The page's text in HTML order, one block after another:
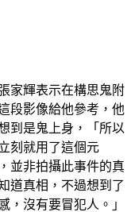
家輝表示在構思鬼附
段影像給他參考，他
到是鬼上身，「所以
刻就用了這個元
並非拍攝此事件的真
道真相，不過想到了
，沒有要冒犯人。」